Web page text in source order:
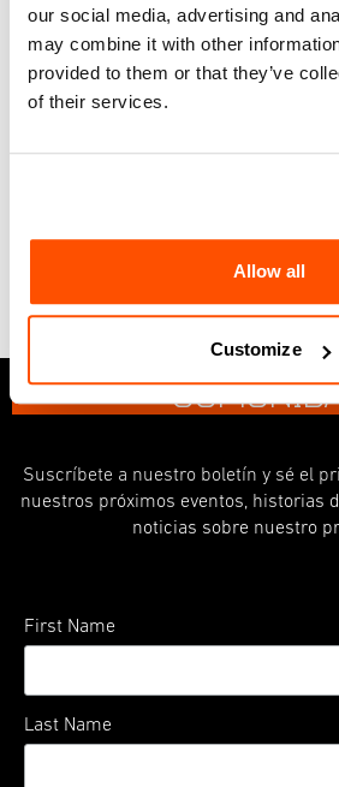
our social media, advertising and
may combine it with other
provided to them or that they’ve
of their services.
Allow all
Customize
Mas Informacíon
ÚNETE A NUE
Suscríbete a nuestro boletín y sé el
nuestros próximos eventos, historias
noticias sobre nuestro
First Name
Last Name